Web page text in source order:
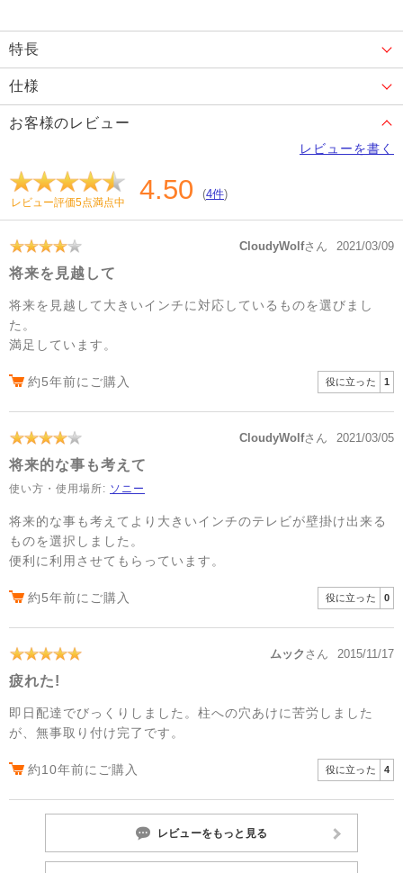
特長
仕様
お客様のレビュー
レビューを書く
レビュー評価5点満点中 4.50 (4件)
CloudyWolfさん 2021/03/09
将来を見越して
将来を見越して大きいインチに対応しているものを選びまし
た。
満足しています。
約5年前にご購入 役に立った 1
CloudyWolfさん 2021/03/05
将来的な事も考えて
使い方・使用場所: ソニー
将来的な事も考えてより大きいインチのテレビが壁掛け出来る
ものを選択しました。
便利に利用させてもらっています。
約5年前にご購入 役に立った 0
ムック さん 2015/11/17
疲れた!
即日配達でびっくりしました。柱への穴あけに苦労しました
が、無事取り付け完了です。
約10年前にご購入 役に立った 4
レビューをもっと見る